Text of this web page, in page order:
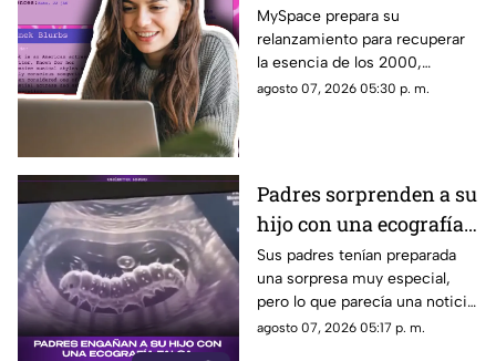
icónica red social
busca volver y revivir
la esencia de los años
2000
MySpace prepara su
relanzamiento para recuperar
la esencia de los 2000,
conectando a músicos y
agosto 07, 2026 05:30 p. m.
Padres sorprenden a su
hijo con una ecografía
falsa y su reacción se
vuelve inolvidable
Sus padres tenían preparada
una sorpresa muy especial,
pero lo que parecía una noticia
increíble terminó siendo una
agosto 07, 2026 05:17 p. m.